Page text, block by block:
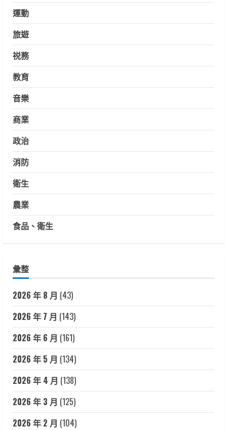
運動
旅遊
祱務
教育
音樂
商業
政治
消防
衛生
農業
食品、衛生
彙整
2026 年 8 月 (43)
2026 年 7 月 (143)
2026 年 6 月 (161)
2026 年 5 月 (134)
2026 年 4 月 (138)
2026 年 3 月 (125)
2026 年 2 月 (104)